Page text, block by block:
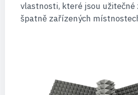
vlastnosti, které jsou užitečné
špatně zařízených